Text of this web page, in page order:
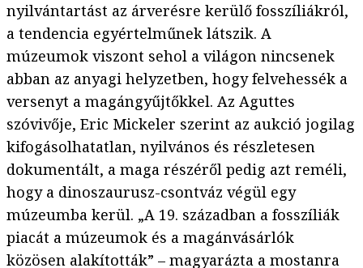
nyilvántartást az árverésre kerülő fosszíliákról,
a tendencia egyértelműnek látszik. A
múzeumok viszont sehol a világon nincsenek
abban az anyagi helyzetben, hogy felvehessék a
versenyt a magángyűjtőkkel. Az Aguttes
szóvivője, Eric Mickeler szerint az aukció jogilag
kifogásolhatatlan, nyilvános és részletesen
dokumentált, a maga részéről pedig azt reméli,
hogy a dinoszaurusz-csontváz végül egy
múzeumba kerül. „A 19. században a fosszíliák
piacát a múzeumok és a magánvásárlók
közösen alakították” – magyarázta a mostanra